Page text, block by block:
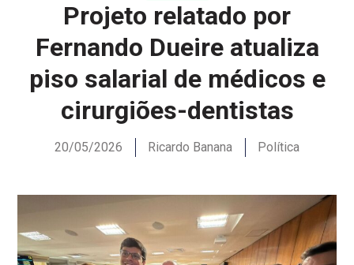
Projeto relatado por
Fernando Dueire atualiza
piso salarial de médicos e
cirurgiões-dentistas
20/05/2026 Ricardo Banana Política